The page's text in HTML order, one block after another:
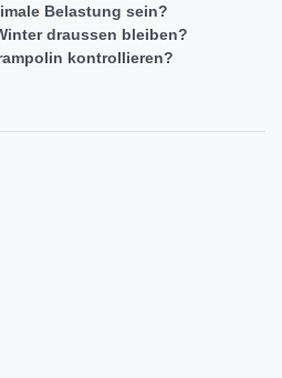
Belastung sein?
draussen bleiben?
kontrollieren?